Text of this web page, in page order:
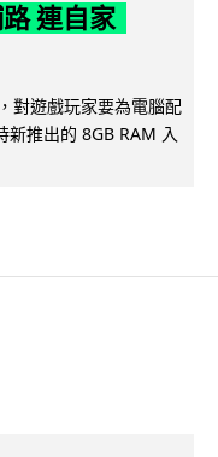
連自家
對遊戲玩家要為電腦配
新推出的 8GB RAM 入